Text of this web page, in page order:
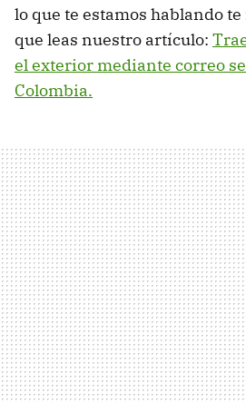
lo que te estamos hablando
que leas nuestro artículo:
el exterior mediante correo
Colombia.